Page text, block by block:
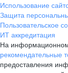
Использование
Защита
Пользовательское
ИТ аккредитация
На
рекомендательные
предоставления